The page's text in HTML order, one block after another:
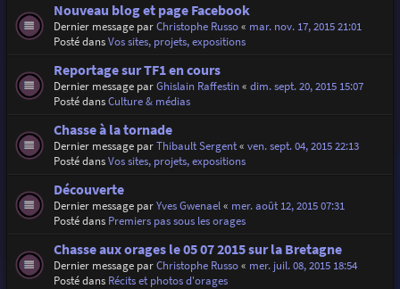
Nouveau blog et page Facebook
Dernier message parChristophe Russo« mar. nov. 17, 2015 21:01
Posté dansVos sites, projets, expositions
Reportage sur TF1 en cours
Dernier message parGhislain Raffestin« dim. sept. 20, 2015 15:07
Posté dansCulture & médias
Chasse à la tornade
Dernier message parThibault Sergent« ven. sept. 04, 2015 22:13
Posté dansVos sites, projets, expositions
Découverte
Dernier message parYves Gwenael« mer. août 12, 2015 07:31
Posté dans Premiers pas sous les orages
Chasse aux orages le 05 07 2015 sur la Bretagne
Dernier message parChristophe Russo« mer. juil. 08, 2015 18:54
Posté dans Récits et photos d'orages